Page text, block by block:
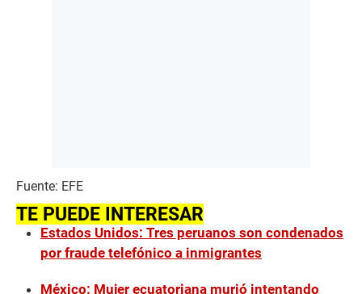
Fuente: EFE
TE PUEDE INTERESAR
Estados Unidos: Tres peruanos son condenados
por fraude telefónico a inmigrantes
México: Mujer ecuatoriana murió intentando